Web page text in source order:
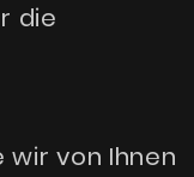
die
wir von Ihnen